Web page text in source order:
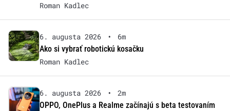
Roman Kadlec
6. augusta 2026 •
6m
Ako si vybrať robotickú kosačku
Roman Kadlec
6. augusta 2026 •
2m
OPPO, OnePlus a Realme začínajú s beta testovaním